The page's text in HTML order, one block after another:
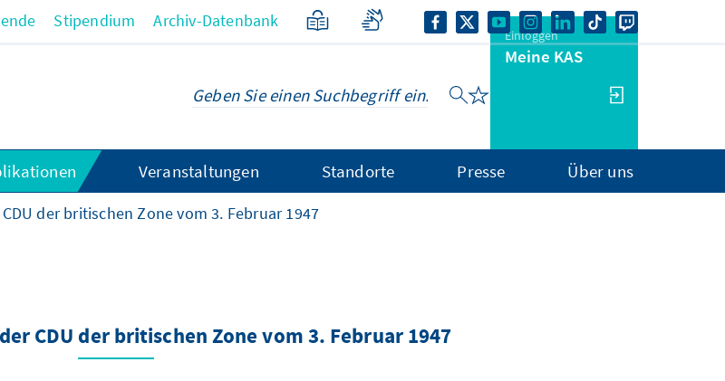
Stipendium Archiv-Datenbank
Einloggen
Meine KAS
Veranstaltungen Standorte Presse Über uns
der britischen Zone vom 3. Februar 1947
CDU der britischen Zone vom 3. Februar 1947